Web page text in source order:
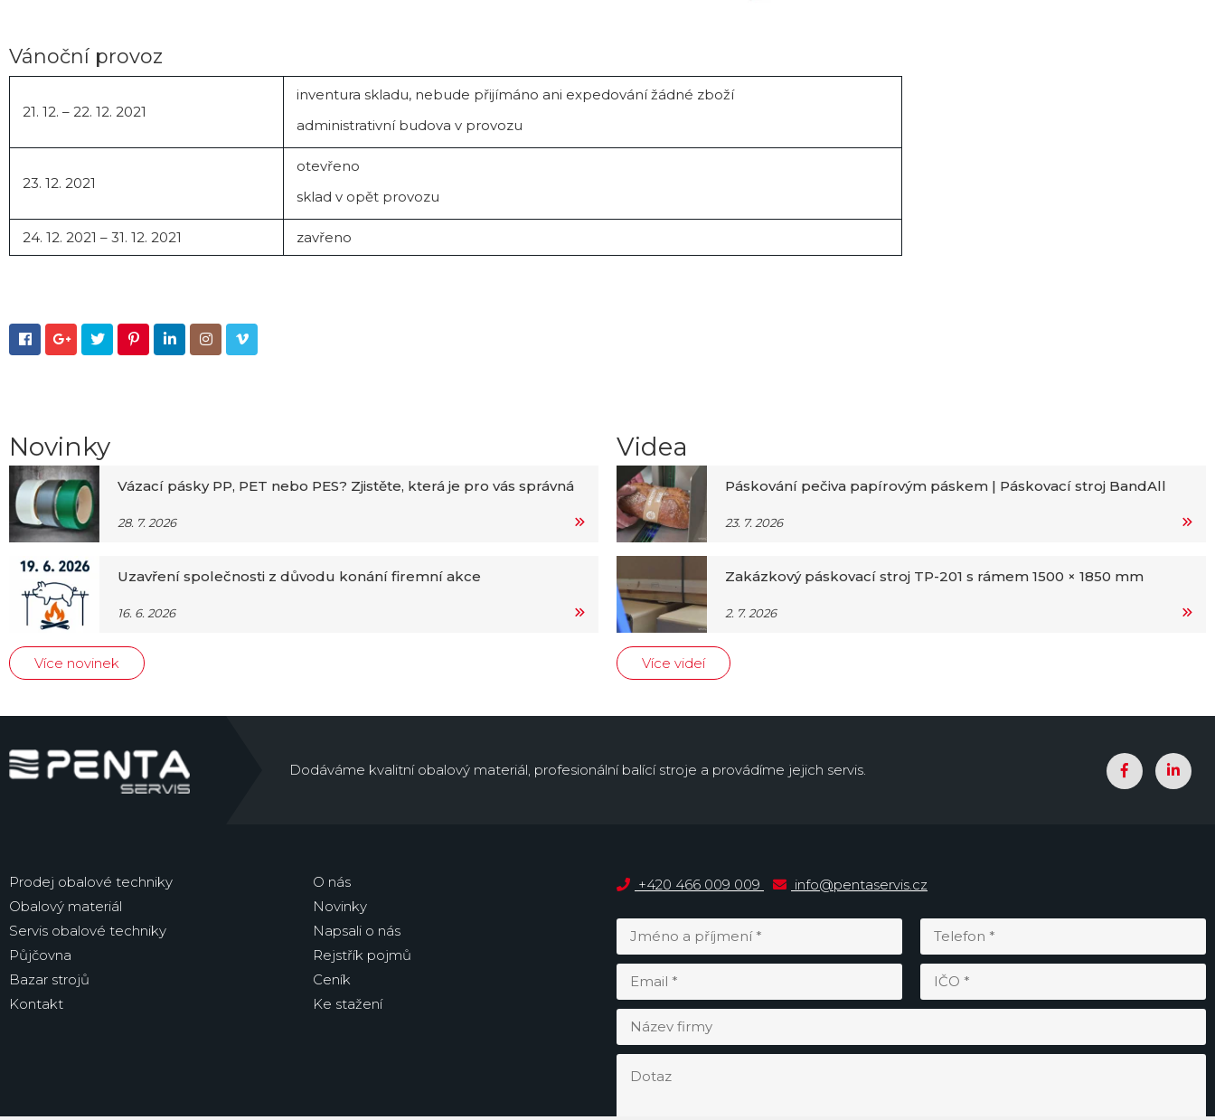
Vánoční provoz
21. 12. – 22. 12. 2021
inventura skladu, nebude přijímáno ani expedování žádné zboží
administrativní budova v provozu
23. 12. 2021
otevřeno
sklad v opět provozu
24. 12. 2021 – 31. 12. 2021 zavřeno
      
Novinky
Vázací pásky PP, PET nebo PES? Zjistěte, která je pro vás správná
28. 7. 2026
Uzavření společnosti z důvodu konání firemní akce
16. 6. 2026
Více novinek
Videa
Páskování pečiva papírovým páskem | Páskovací stroj BandAll
23. 7. 2026
Zakázkový páskovací stroj TP-201 s rámem 1500 × 1850 mm
2. 7. 2026
Více videí
Dodáváme kvalitní obalový materiál, profesionální balící stroje a provádíme jejich servis.
Prodej obalové techniky
Obalový materiál
Servis obalové techniky
Půjčovna
Bazar strojů
Kontakt
O nás
Novinky
Napsali o nás
Rejstřík pojmů
Ceník
Ke stažení
+420 466 009 009 info@pentaservis.cz